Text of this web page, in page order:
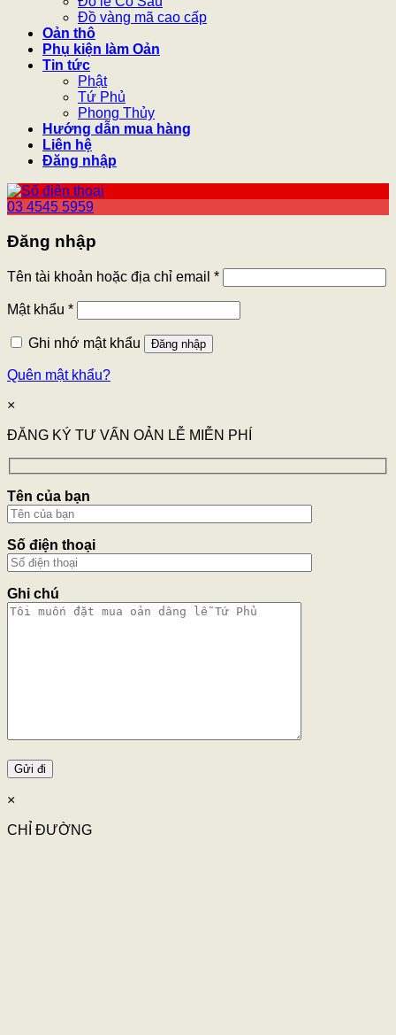
Đồ vàng mã cao cấp
Oản thô
Phụ kiện làm Oản
Tin tức
Phật
Tứ Phủ
Phong Thủy
Hướng dẫn mua hàng
Liên hệ
Đăng nhập
03 4545 5959
Đăng nhập
Tên tài khoản hoặc địa chỉ email *
Mật khẩu *
Ghi nhớ mật khẩu Đăng nhập
Quên mật khẩu?
×
ĐĂNG KÝ TƯ VẤN OẢN LỄ MIỄN PHÍ
Tên của bạn
Số điện thoại
Ghi chú
×
CHỈ ĐƯỜNG